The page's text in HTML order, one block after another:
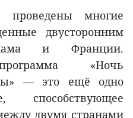
многие
двусторонним
и Франции.
«Ночь
— это ещё одно
способствующее
двумя странами